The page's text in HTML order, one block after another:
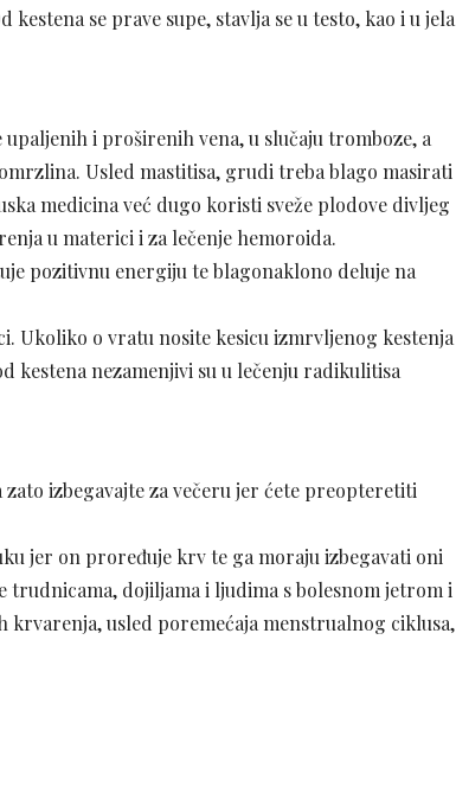
se prave supe, stavlja se u testo, kao i u jela
i proširenih vena, u slučaju tromboze, a
Usled mastitisa, grudi treba blago masirati
medicina već dugo koristi sveže plodove divljeg
u materici i za lečenje hemoroida.
pozitivnu energiju te blagonaklono deluje na
Ukoliko o vratu nosite kesicu izmrvljenog kestenja
kestena nezamenjivi su u lečenju radikulitisa
izbegavajte za večeru jer ćete preopteretiti
jer on proređuje krv te ga moraju izbegavati oni
trudnicama, dojiljama i ljudima s bolesnom jetrom i
usled poremećaja menstrualnog ciklusa,